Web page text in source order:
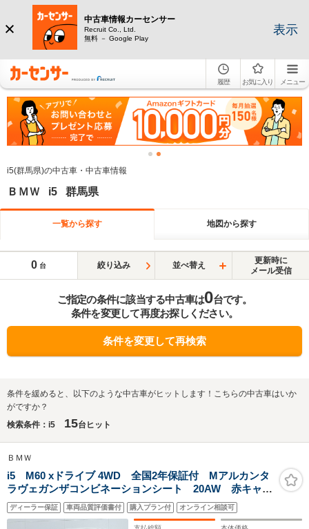
中古車情報カーセンサー
Recruit Co., Ltd.
無料 － Google Play
表示
履歴 お気に入り メニュー
i5(群馬県)の中古車・中古車情報
ＢＭＷ i5 群馬県
一覧から探す 地図から探す
0 台 絞り込み 並べ替え
更新時に
メール受信
ご指定の条件に該当する中古車は0台です。
条件を変更して再度お探しください。
条件を変更して再検索
条件を緩めると、以下のような中古車がヒットします！こちらの中古車はいか
がですか？
検索条件：i5
15台ヒット
ＢＭＷ
i5 M60 xドライブ 4WD 全国2年保証付 Mアルカンタ
ラヴェガンザコンビネーションシート 20AW 赤キャリ
パ Mシートベルト アダプティブMサスペンションプ
ロ ACC ハンズオフ シートヒーター 地デジTV
ディーラー保証 車両品質評価書付 購入プラン付 オンライン相談可